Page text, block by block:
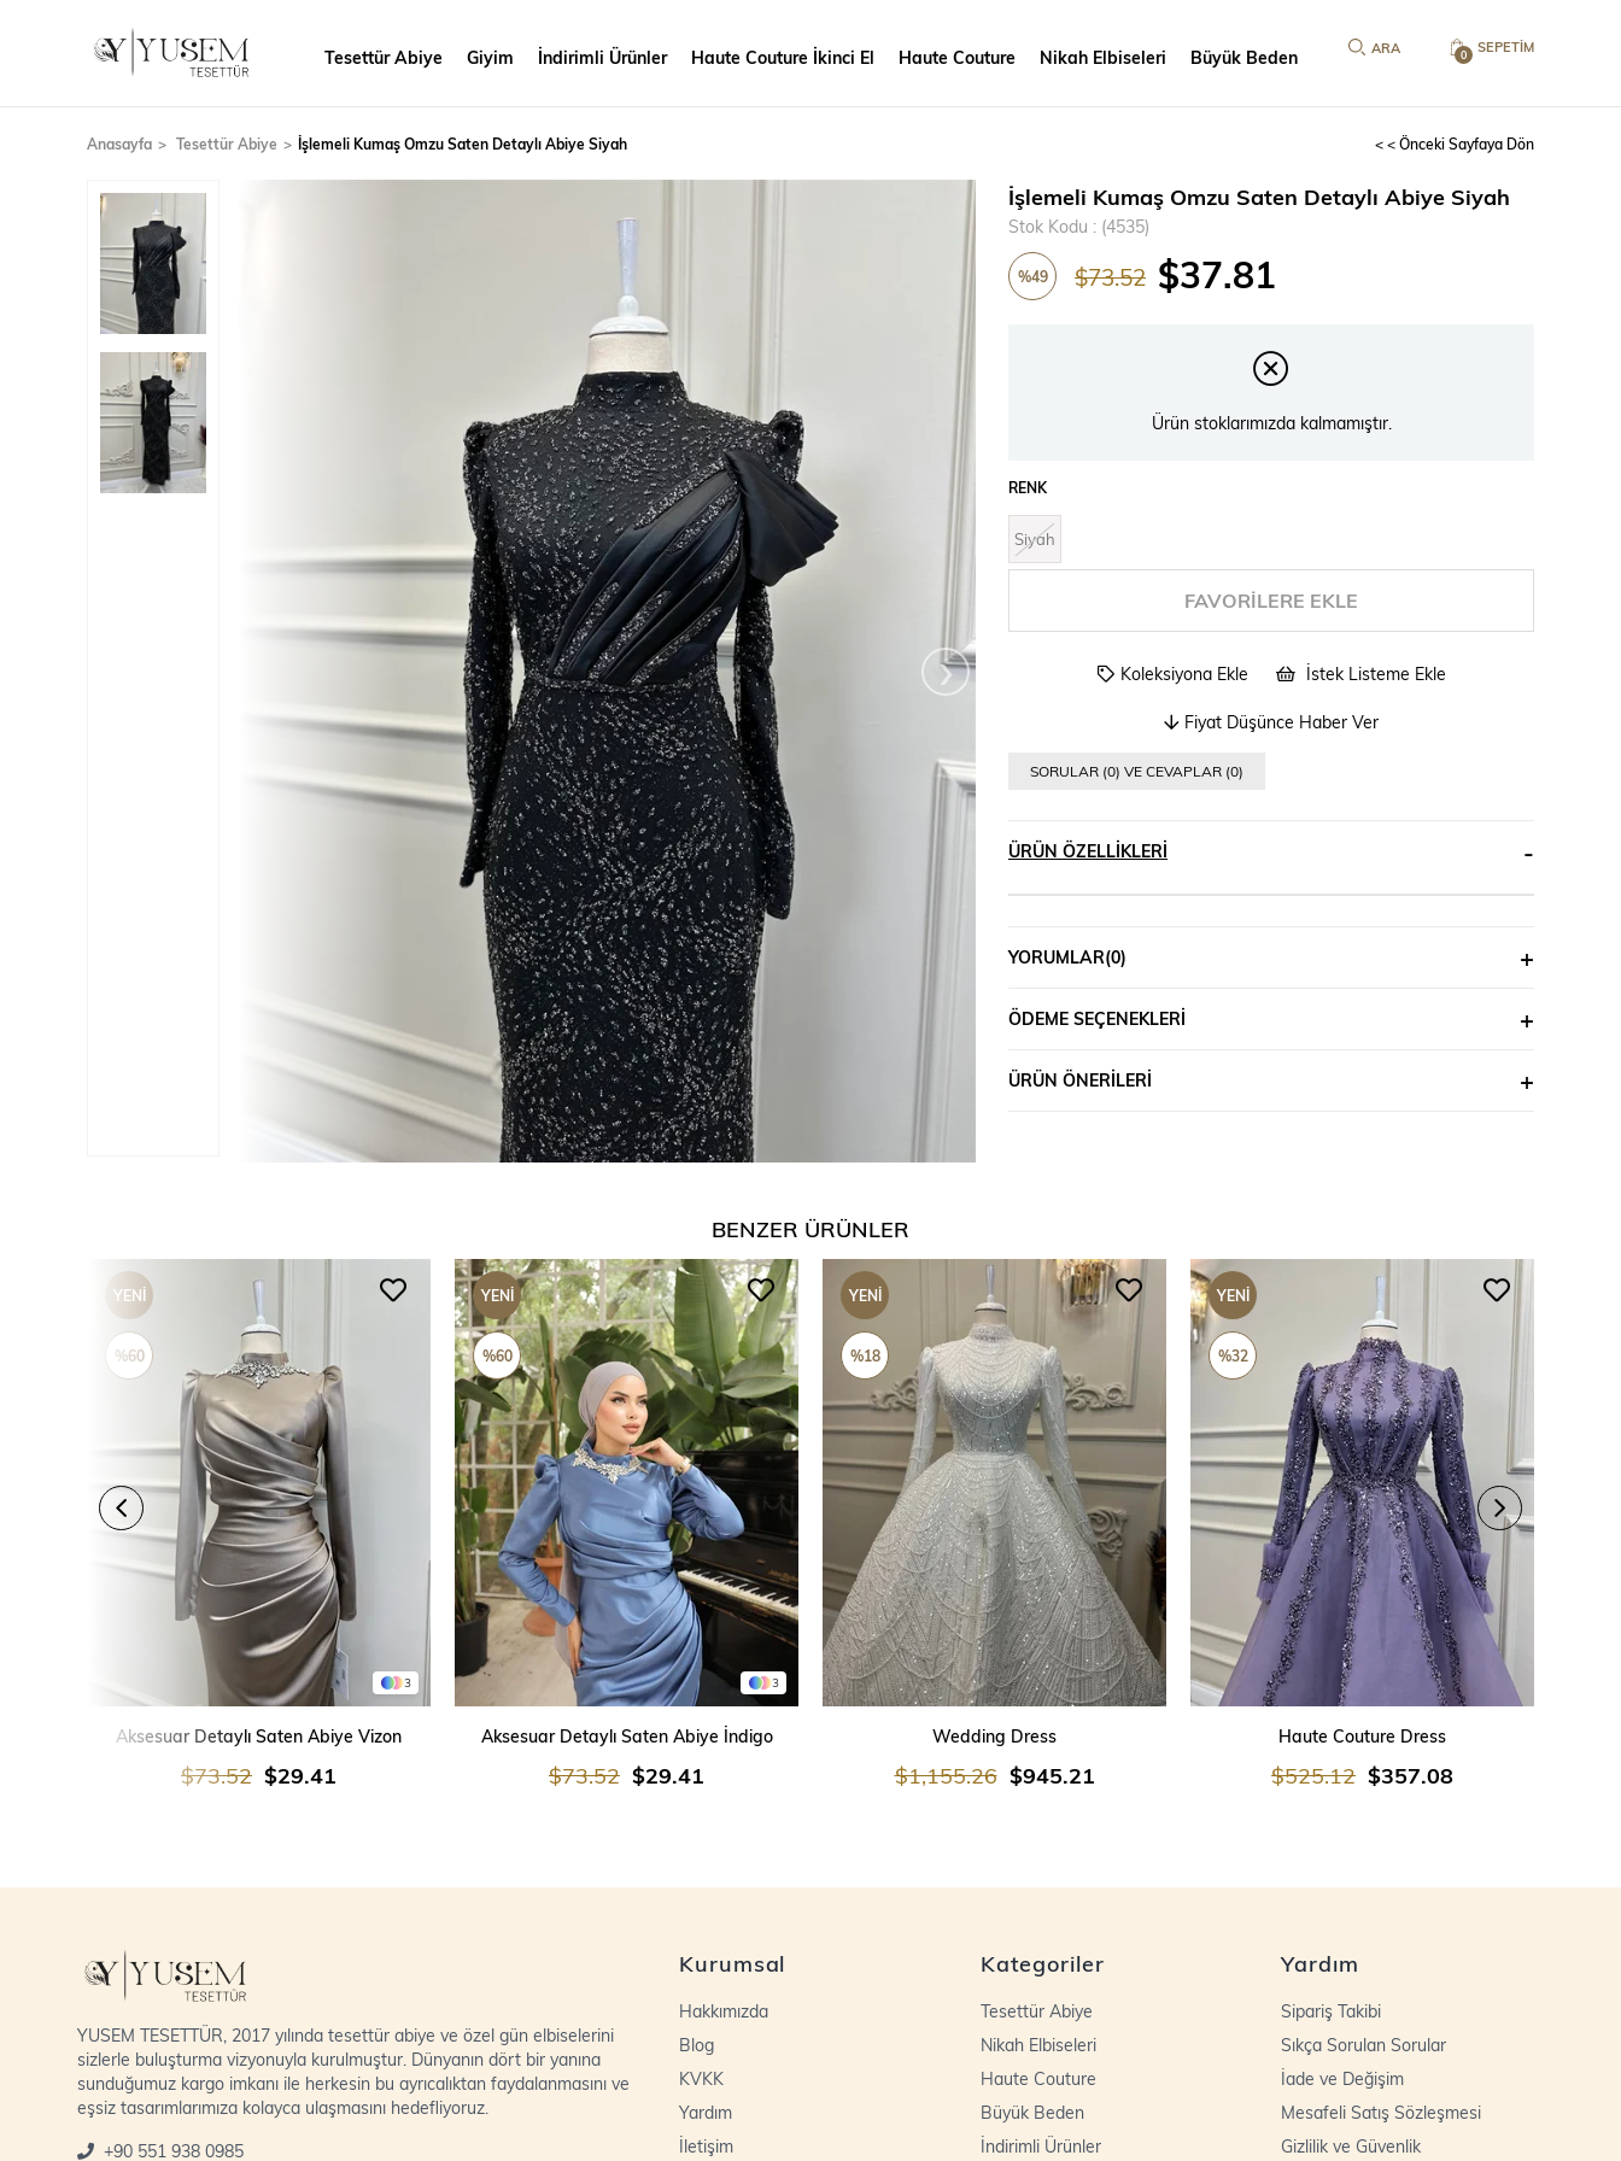
SEPETIM
0
Tesettür Abiye Giyim İndirimli Ürünler Haute Couture İkinci El Haute Couture Nikah Elbiseleri Büyük Beden
Anasayfa Tesettür Abiye İşlemeli Kumaş Omzu Saten Detaylı Abiye Siyah < < Önceki Sayfaya Dön
›
İşlemeli Kumaş Omzu Saten Detaylı Abiye Siyah
Stok Kodu (4535)
%49 $73.52 $37.81
Ürün stoklarımızda kalmamıştır.
RENK
Siyah
FAVORILERE EKLE
Koleksiyona Ekle İstek Listeme Ekle
Fiyat Düşünce Haber Ver
SORULAR (0) VE CEVAPLAR (0)
ÜRÜN ÖZELLIKLERI
YORUMLAR(0)
ÖDEME SEÇENEKLERI
ÜRÜN ÖNERILERI
BENZER ÜRÜNLER
3
Aksesuar Detaylı Saten Abiye Vizon
$29.41
$73.52
YENI
ÜRÜN
%60
3
Aksesuar Detaylı Saten Abiye İndigo
$29.41
$73.52
YENI
ÜRÜN
%60
Wedding Dress
$945.21
$1,155.26
YENI
ÜRÜN
%18
Haute Couture Dress
$357.08
$525.12
YENI
ÜRÜN
%32
YUSEM TESETTÜR, 2017 yılında tesettür abiye ve özel gün elbiselerini
sizlerle buluşturma vizyonuyla kurulmuştur. Dünyanın dört bir yanına
sunduğumuz kargo imkanı ile herkesin bu ayrıcalıktan faydalanmasını ve
eşsiz tasarımlarımıza kolayca ulaşmasını hedefliyoruz.
+90 551 938 0985
Kurumsal
Hakkımızda
Blog
KVKK
Yardım
İletişim
Kategoriler
Tesettür Abiye
Nikah Elbiseleri
Haute Couture
Büyük Beden
İndirimli Ürünler
Yardım
Sipariş Takibi
Sıkça Sorulan Sorular
İade ve Değişim
Mesafeli Satış Sözleşmesi
Gizlilik ve Güvenlik